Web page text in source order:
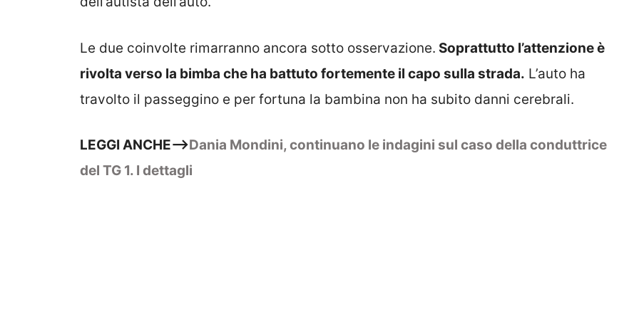
Le due coinvolte rimarranno ancora sotto osservazione. Soprattutto l’attenzione è
rivolta verso la bimba che ha battuto fortemente il capo sulla strada. L’auto ha
travolto il passeggino e per fortuna la bambina non ha subito danni cerebrali.
LEGGI ANCHE–>Dania Mondini, continuano le indagini sul caso della conduttrice
del TG 1. I dettagli